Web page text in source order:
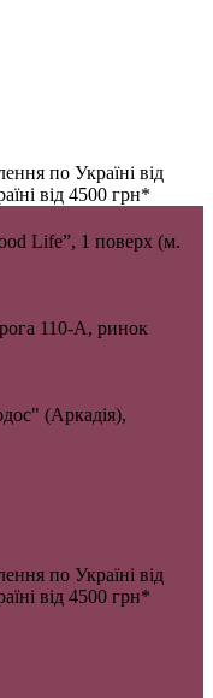
по Україні від
від 4500 грн*
Life”, 1 поверх (м.
110-А, ринок
(Аркадія),
по Україні від
від 4500 грн*